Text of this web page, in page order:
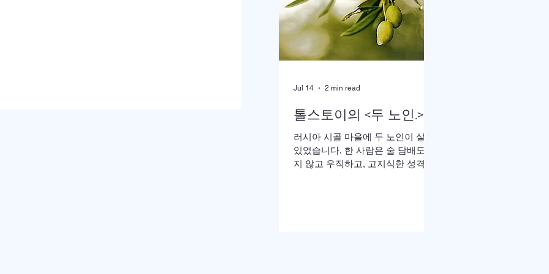
땅”이라는 가사가 울려 퍼질 때는 두
손을 높이 든 채 눈을 감고 기도하는
이들의 모습이 곳곳에 눈에 띄었다.
어떤 이는 손수건으로 눈물을 훔쳤
고, 어떤 이는 두 손을 맞잡은 채 나
다. 714연합기도운동본부(공동대표
한 ‘714연합기도대성회’가 이날 ‘복
로 막을 올렸다. 18일까지 이어지는
이번 집회는 교파와 세대를 넘어 한
국교회의 영적 각성과 회복, 나라와
톨스토이의 <두 노인.>
러시아 시골 마을에 두 노인이 살고
있었습니다. 한 사람은 술 담배도 하
지 않고 우직하고, 고지식한 성격으
Jul 14 2 min read